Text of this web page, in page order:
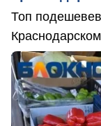
Топ